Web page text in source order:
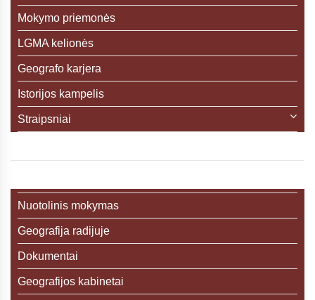
Mokymo priemonės
LGMA kelionės
Geografo karjera
Istorijos kampelis
Straipsniai
Nuotolinis mokymas
Geografija radijuje
Dokumentai
Geografijos kabinetai